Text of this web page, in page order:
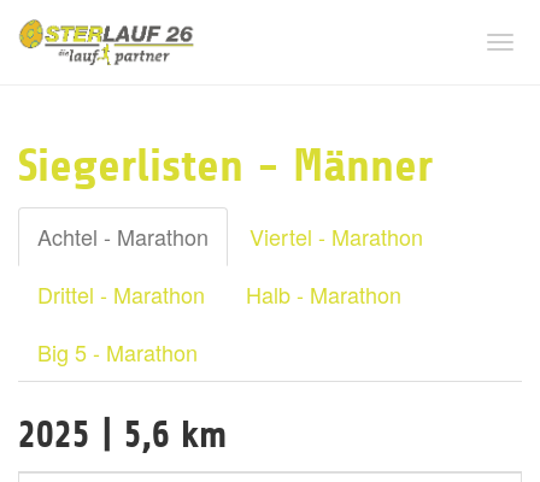
Siegerlisten - Männer
Achtel - Marathon
Viertel - Marathon
Drittel - Marathon
Halb - Marathon
Big 5 - Marathon
2025 | 5,6 km